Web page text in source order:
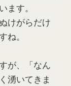
ます。
けがらだけ
ね。
が、「なん
湧いてきま